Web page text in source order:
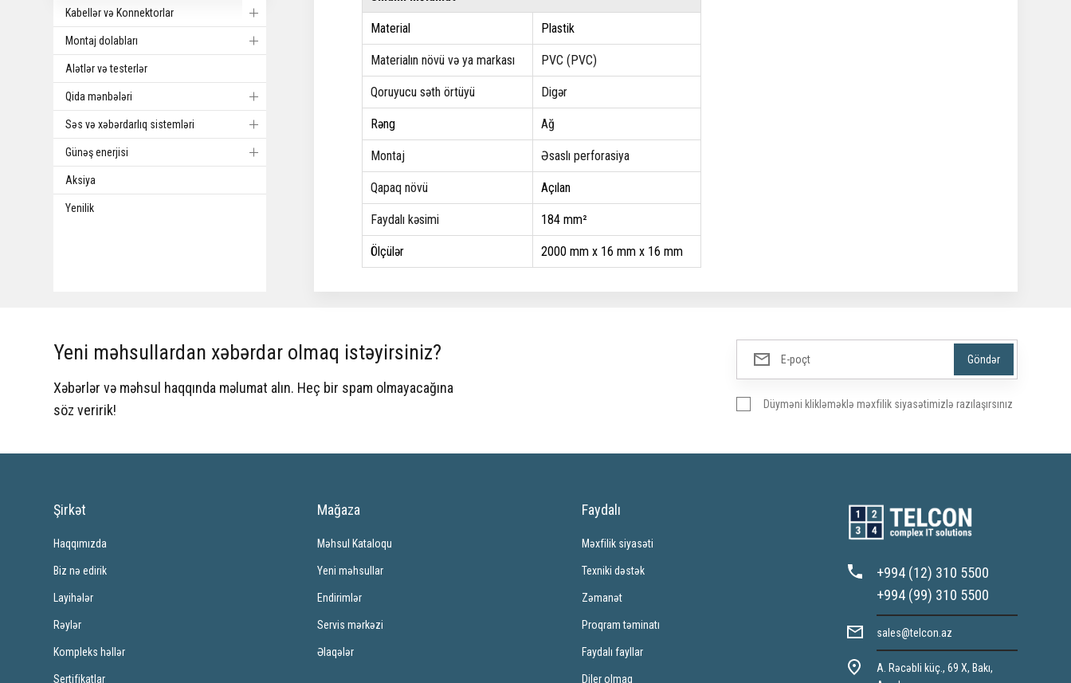
Kabellər və Konnektorlar
Montaj dolabları
Alətlər və testerlər
Qida mənbələri
Səs və xəbərdarlıq sistemləri
Günəş enerjisi
Aksiya
Yenilik
Material Plastik
Materialın növü və ya markası PVC (PVC)
Qoruyucu səth örtüyü Digər
Rəng Ağ
Montaj Əsaslı perforasiya
Qapaq növü Açılan
Faydalı kəsimi 184 mm²
Ölçülər 2000 mm х 16 mm х 16 mm
Yeni məhsullardan xəbərdar olmaq istəyirsiniz?
Xəbərlər və məhsul haqqında məlumat alın. Heç bir spam olmayacağına
söz veririk!
Düyməni klikləməklə məxfilik siyasətimizlə razılaşırsınız
Şirkət
Haqqımızda
Biz nə edirik
Layihələr
Rəylər
Kompleks həllər
Sertifikatlar
Mağaza
Məhsul Kataloqu
Yeni məhsullar
Endirimlər
Servis mərkəzi
Əlaqələr
Faydalı
Məxfilik siyasəti
Texniki dəstək
Zəmanət
Proqram təminatı
Faydalı fayllar
Diler olmaq
+994 (12) 310 5500
+994 (99) 310 5500
sales@telcon.az
A. Rəcəbli küç., 69 X, Bakı,